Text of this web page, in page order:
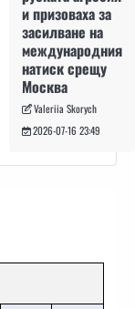
и призоваха за
засилване на
международния
натиск срещу
Москва
Valeriia Skorych
2026-07-16 23:49